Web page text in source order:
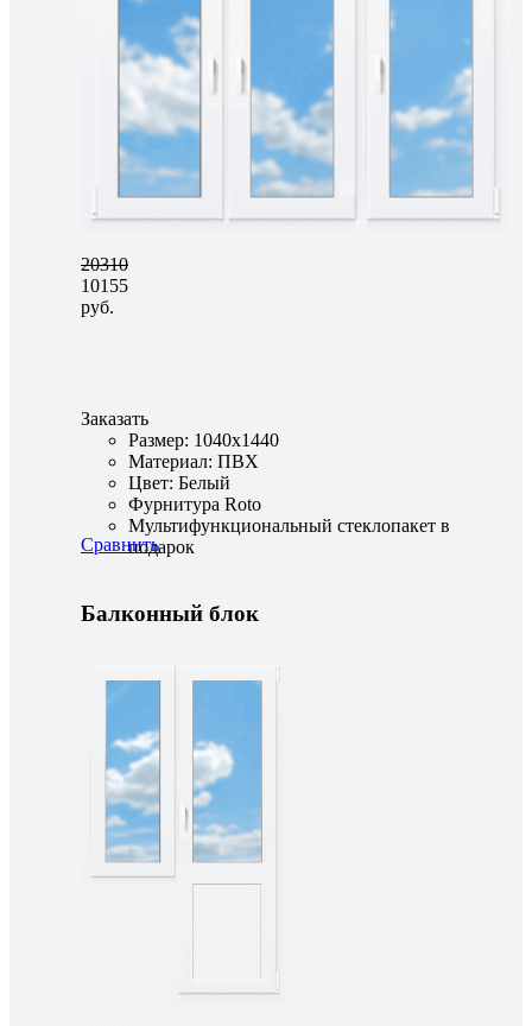
20310
10155
руб.
Заказать
Размер: 1040x1440
Материал: ПВХ
Цвет: Белый
Фурнитура Roto
Мультифункциональный стеклопакет в
подарок
Сравнить
Балконный блок